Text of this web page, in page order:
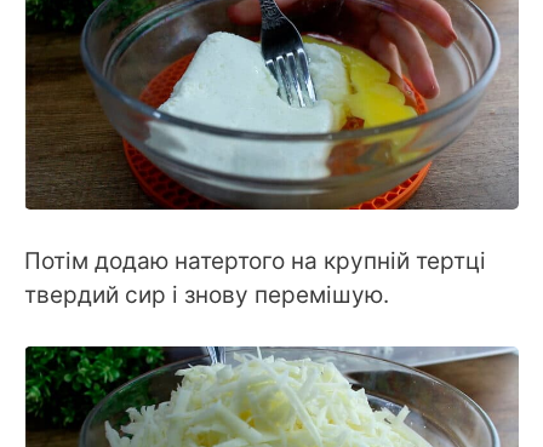
Потім додаю натертого на крупній тертці
твердий сир і знову перемішую.